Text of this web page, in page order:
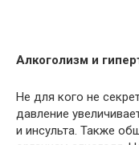
Алкоголизм и
Не для кого не
давление
и инсульта. Также